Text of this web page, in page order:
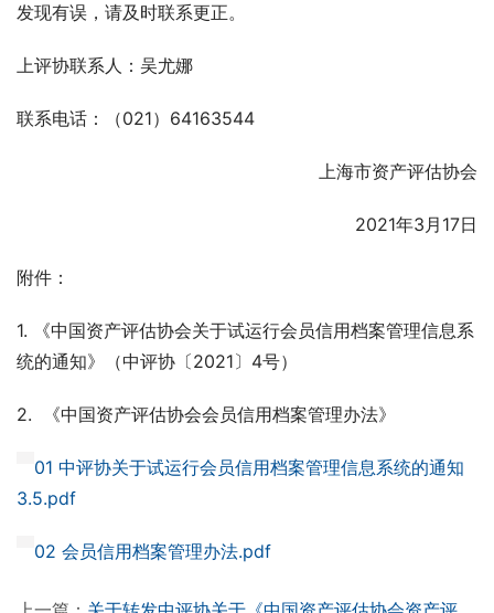
发现有误，请及时联系更正。
上评协联系人：吴尤娜
联系电话：（021）64163544
上海市资产评估协会
2021年3月17日
附件：
1. 《中国资产评估协会关于试运行会员信用档案管理信息系
统的通知》（中评协〔2021〕4号）
2.  《中国资产评估协会会员信用档案管理办法》
01 中评协关于试运行会员信用档案管理信息系统的通知
3.5.pdf
02 会员信用档案管理办法.pdf